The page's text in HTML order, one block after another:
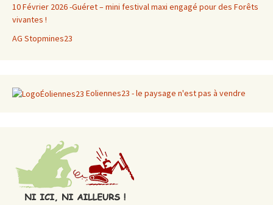
10 Février 2026 -Guéret – mini festival maxi engagé pour des Forêts
vivantes !
AG Stopmines23
Eoliennes23 - le paysage n'est pas à vendre